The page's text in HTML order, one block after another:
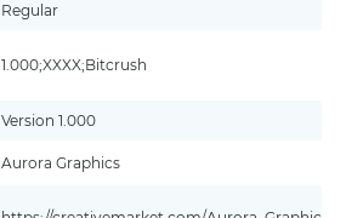
Regular
1.000;XXXX;Bitcrush
Version 1.000
Aurora Graphics